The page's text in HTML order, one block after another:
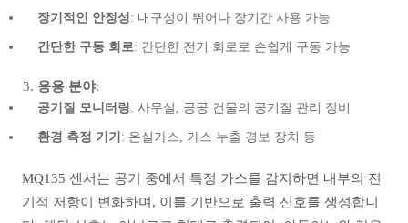
장기적인 안정성: 내구성이 뛰어나 장기간 사용 가능
간단한 구동 회로: 간단한 전기 회로로 손쉽게 구동 가능
응용 분야:
공기질 모니터링: 사무실, 공공 건물의 공기질 관리 장비
환경 측정 기기 : 온실가스, 가스 누출 경보 장치 등
MQ135 센서는 공기 중에서 특정 가스를 감지하면 내부의 전
기적 저항이 변화하며, 이를 기반으로 출력 신호를 생성합니